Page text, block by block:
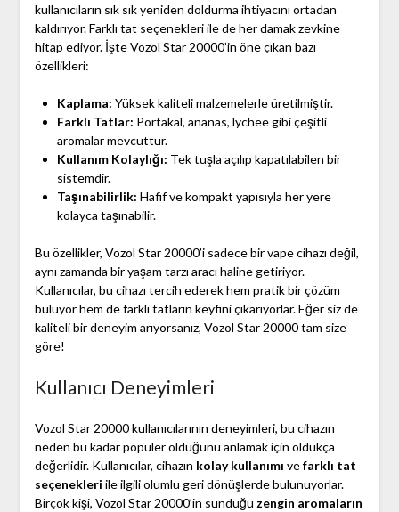
kullanıcıların sık sık yeniden doldurma ihtiyacını ortadan
kaldırıyor. Farklı tat seçenekleri ile de her damak zevkine
hitap ediyor. İşte Vozol Star 20000’in öne çıkan bazı
özellikleri:
Kaplama: Yüksek kaliteli malzemelerle üretilmiştir.
Farklı Tatlar: Portakal, ananas, lychee gibi çeşitli
aromalar mevcuttur.
Kullanım Kolaylığı: Tek tuşla açılıp kapatılabilen bir
sistemdir.
Taşınabilirlik: Hafif ve kompakt yapısıyla her yere
kolayca taşınabilir.
Bu özellikler, Vozol Star 20000’i sadece bir vape cihazı değil,
aynı zamanda bir yaşam tarzı aracı haline getiriyor.
Kullanıcılar, bu cihazı tercih ederek hem pratik bir çözüm
buluyor hem de farklı tatların keyfini çıkarıyorlar. Eğer siz de
kaliteli bir deneyim arıyorsanız, Vozol Star 20000 tam size
göre!
Kullanıcı Deneyimleri
Vozol Star 20000 kullanıcılarının deneyimleri, bu cihazın
neden bu kadar popüler olduğunu anlamak için oldukça
değerlidir. Kullanıcılar, cihazın kolay kullanımı vefarklı tat
seçenekleri ile ilgili olumlu geri dönüşlerde bulunuyorlar.
Birçok kişi, Vozol Star 20000’in sunduğu zengin aromaların